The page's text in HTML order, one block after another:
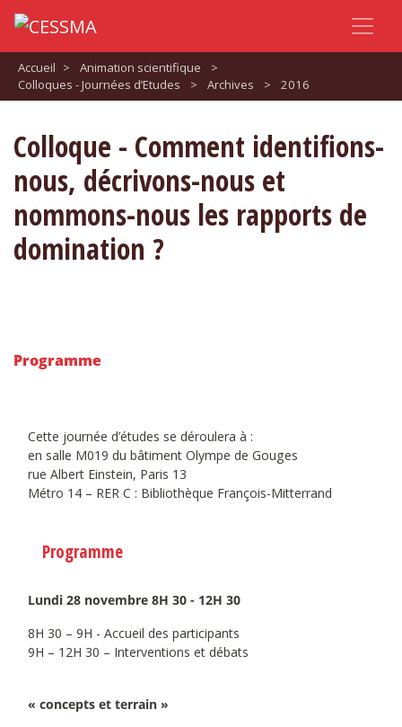
Accueil > Animation scientifique
>
Colloques - Journées d’Etudes
> Archives > 2016
Colloque - Comment identifions-
nous, décrivons-nous et
nommons-nous les rapports de
domination ?
Programme
Cette journée d’études se déroulera à :
en salle M019 du bâtiment Olympe de Gouges
rue Albert Einstein, Paris 13
Métro 14 – RER C : Bibliothèque François-Mitterrand
Programme
Lundi 28 novembre 8H 30 - 12H 30
8H 30 – 9H - Accueil des participants
9H – 12H 30 – Interventions et débats
« concepts et terrain »